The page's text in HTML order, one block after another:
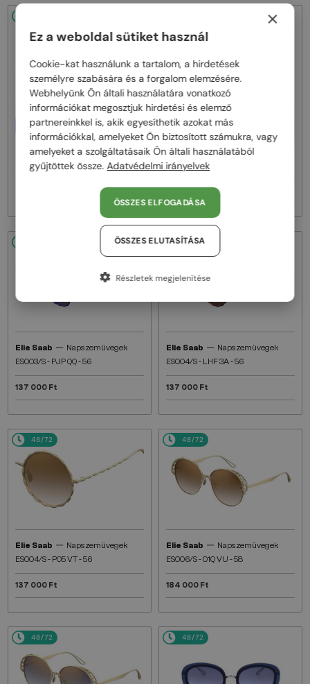
EGYFÓKUSZÚ LENCSÉVEL PLUSZ
25 000 FT
Elie Saab—Optikai keretek
ES020 - J5G - 58
EGYFÓKUSZÚ LENCSÉVEL PLUSZ
Elie Saab—Optikai keretek
ES020 - DDB - 58
90 000 Ft
Elie Saab — Napszemüvegek
ES003/S - PJP QQ - 56
137 000 Ft
48/72
Elie Saab — Napszemüvegek
ES004/S - LHF 3A - 56
137 000 Ft
48/72
Elie Saab — Napszemüvegek
ES004/S - PO5 VT - 56
137 000 Ft
48/72
Elie Saab — Napszemüvegek
ES006/S - 01Q VU - 58
184 000 Ft
48/72 48/72
×
Ez a weboldal sütiket használ
Cookie-kat használunk a tartalom, a hirdetések
személyre szabására és a forgalom elemzésére.
Webhelyünk Ön általi használatára vonatkozó
információkat megosztjuk hirdetési és elemző
partnereinkkel is, akik egyesíthetik azokat más
információkkal, amelyeket Ön biztosított számukra, vagy
amelyeket a szolgáltatásaik Ön általi használatából
gyűjtöttek össze. Adatvédelmi irányelvek
ÖSSZES ELFOGADÁSA
ÖSSZES ELUTASÍTÁSA
Részletek megjelenítése